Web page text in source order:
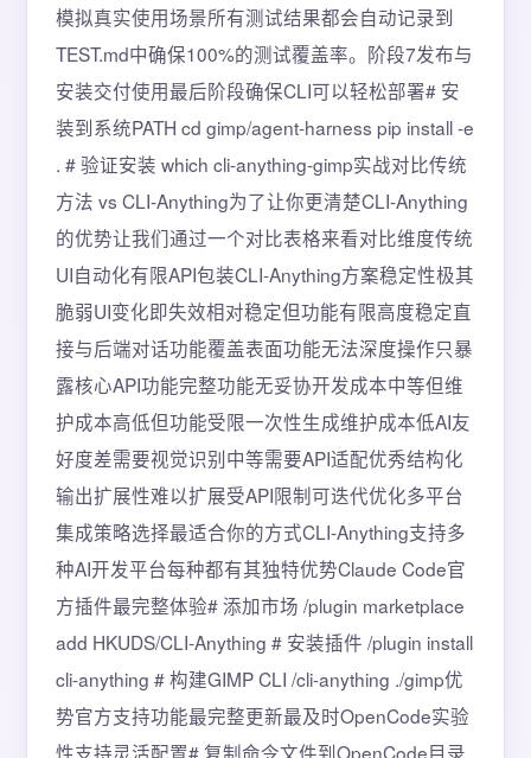
模拟真实使用场景所有测试结果都会自动记录到
TEST.md中确保100%的测试覆盖率。阶段7发布与
安装交付使用最后阶段确保CLI可以轻松部署# 安
装到系统PATH cd gimp/agent-harness pip install -e
. # 验证安装 which cli-anything-gimp实战对比传统
方法 vs CLI-Anything为了让你更清楚CLI-Anything
的优势让我们通过一个对比表格来看对比维度传统
UI自动化有限API包装CLI-Anything方案稳定性极其
脆弱UI变化即失效相对稳定但功能有限高度稳定直
接与后端对话功能覆盖表面功能无法深度操作只暴
露核心API功能完整功能无妥协开发成本中等但维
护成本高低但功能受限一次性生成维护成本低AI友
好度差需要视觉识别中等需要API适配优秀结构化
输出扩展性难以扩展受API限制可迭代优化多平台
集成策略选择最适合你的方式CLI-Anything支持多
种AI开发平台每种都有其独特优势Claude Code官
方插件最完整体验# 添加市场 /plugin marketplace
add HKUDS/CLI-Anything # 安装插件 /plugin install
cli-anything # 构建GIMP CLI /cli-anything ./gimp优
势官方支持功能最完整更新最及时OpenCode实验
性支持灵活配置# 复制命令文件到OpenCode目录